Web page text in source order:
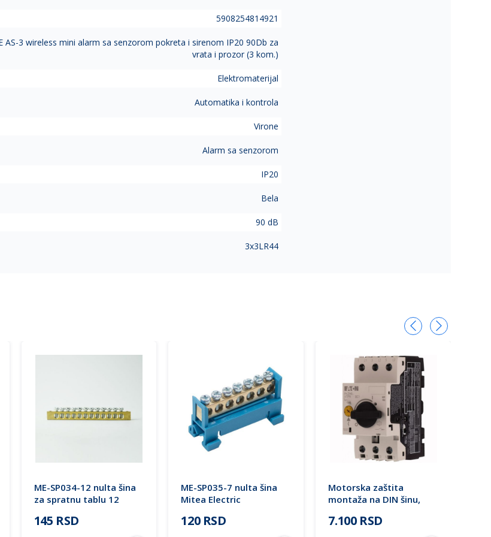
5908254814921
AS-3 wireless mini alarm sa senzorom pokreta i sirenom IP20 90Db za
vrata i prozor (3 kom.)
Elektromaterijal
Automatika i kontrola
Virone
Alarm sa senzorom
IP20
Bela
90 dB
3x3LR44
ME-SP034-12 nulta šina
za spratnu tablu 12
145 RSD
ME-SP035-7 nulta šina
Mitea Electric
120 RSD
Motorska zaštita
montaža na DIN šinu,
3P, PKZM0-10 072739
7.100 RSD